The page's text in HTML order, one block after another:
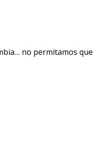
no permitamos que